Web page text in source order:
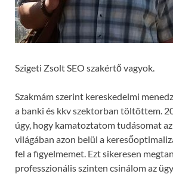
Szigeti Zsolt SEO szakértő vagyok.
Szakmám szerint kereskedelmi
a banki és kkv szektorban töltöttem.
úgy, hogy kamatoztatom tudásomat
világában azon belül a
fel a figyelmemet. Ezt sikeresen
professzionális szinten csinálom az